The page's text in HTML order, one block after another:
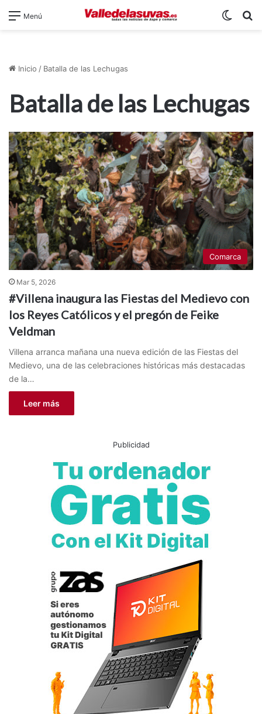
Menú
Inicio / Batalla de las Lechugas
Batalla de las Lechugas
Comarca
Mar 5, 2026
#Villena inaugura las Fiestas del Medievo con
los Reyes Católicos y el pregón de Feike
Veldman
Villena arranca mañana una nueva edición de las Fiestas del
Medievo, una de las celebraciones históricas más destacadas
de la…
Leer más
Publicidad